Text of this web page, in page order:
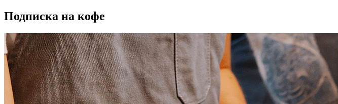
Подписка на кофе